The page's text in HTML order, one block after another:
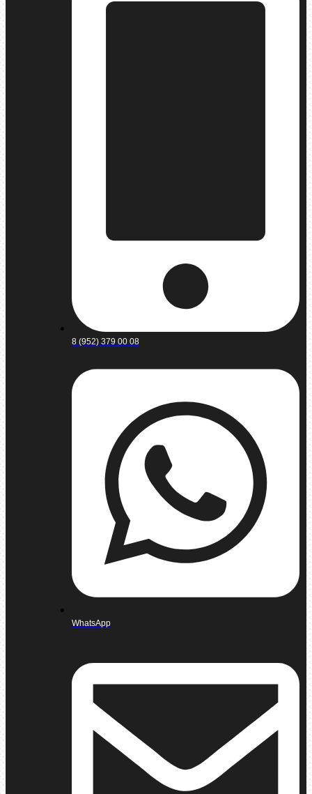
8 (952) 379 00 08
WhatsApp